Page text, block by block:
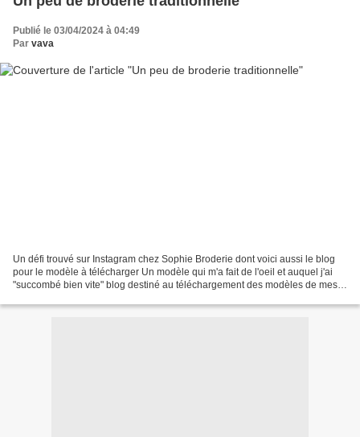
Publié le 03/04/2024 à 04:49
Par vava
Un défi trouvé sur Instagram chez Sophie Broderie dont voici aussi le blog
pour le modèle à télécharger Un modèle qui m'a fait de l'oeil et auquel j'ai
"succombé bien vite" blog destiné au téléchargement des modèles de mes